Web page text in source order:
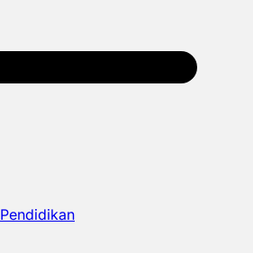
Pendidikan